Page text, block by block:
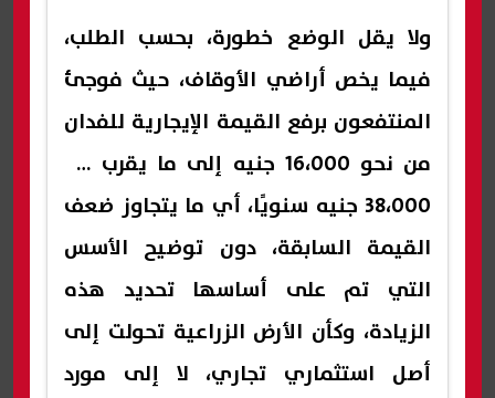
ولا يقل الوضع خطورة، بحسب الطلب،
فيما يخص أراضي الأوقاف، حيث فوجئ
المنتفعون برفع القيمة الإيجارية للفدان
من نحو 16،000 جنيه إلى ما يقرب من
38،000 جنيه سنويًا، أي ما يتجاوز ضعف
القيمة السابقة، دون توضيح الأسس
التي تم على أساسها تحديد هذه
الزيادة، وكأن الأرض الزراعية تحولت إلى
أصل استثماري تجاري، لا إلى مورد